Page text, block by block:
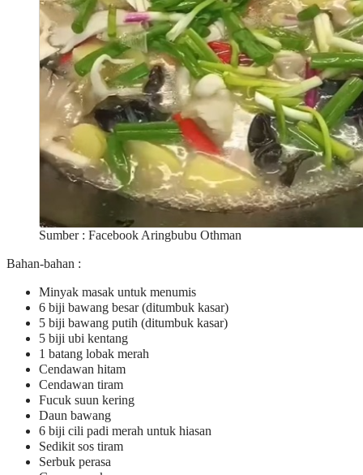
Sumber : Facebook Aringbubu Othman
Bahan-bahan :
Minyak masak untuk menumis
6 biji bawang besar (ditumbuk kasar)
5 biji bawang putih (ditumbuk kasar)
5 biji ubi kentang
1 batang lobak merah
Cendawan hitam
Cendawan tiram
Fucuk suun kering
Daun bawang
6 biji cili padi merah untuk hiasan
Sedikit sos tiram
Serbuk perasa